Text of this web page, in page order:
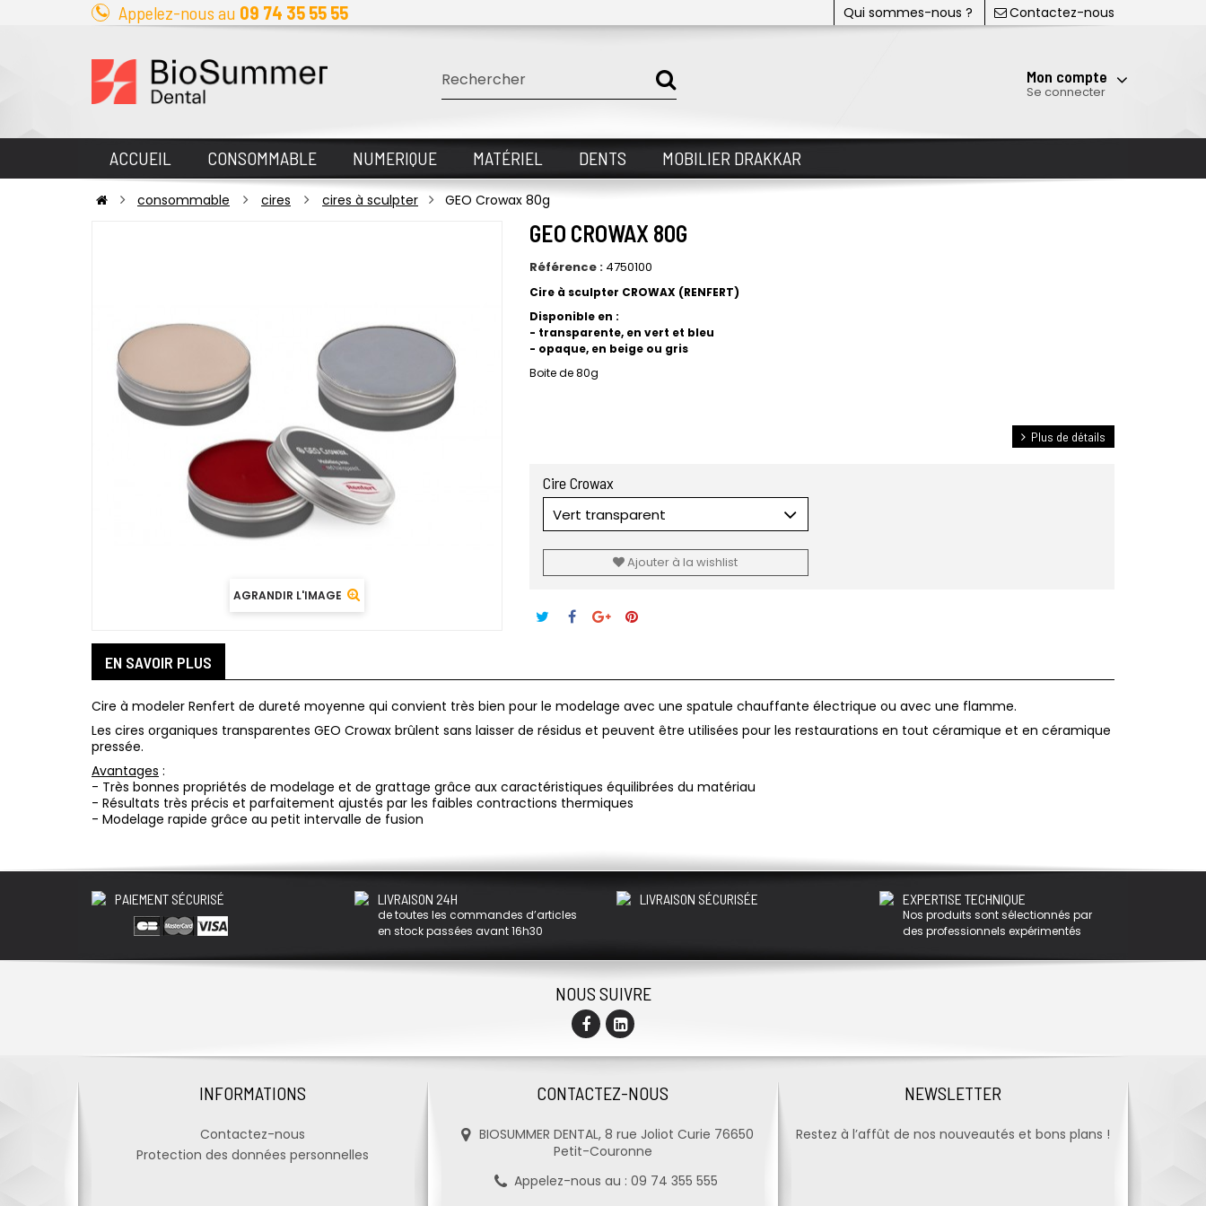
Qui sommes-nous ? Contactez-nous
Appelez-nous au 09 74 35 55 55
Mon compte
Se connecter
ACCUEIL CONSOMMABLE NUMERIQUE MATÉRIEL DENTS MOBILIER DRAKKAR
consommable cires cires à sculpter GEO Crowax 80g
AGRANDIR L'IMAGE
GEO CROWAX 80G
Référence : 4750100
Cire à sculpter CROWAX (RENFERT)
Disponible en :
- transparente, en vert et bleu
- opaque, en beige ou gris
Boite de 80g
Plus de détails
Cire Crowax
Vert transparent
Ajouter à la wishlist
EN SAVOIR PLUS
Cire à modeler Renfert de dureté moyenne qui convient très bien pour le modelage avec une spatule chauffante électrique ou avec une flamme.
Les cires organiques transparentes GEO Crowax brûlent sans laisser de résidus et peuvent être utilisées pour les restaurations en tout céramique et en céramique
pressée.
Avantages :
- Très bonnes propriétés de modelage et de grattage grâce aux caractéristiques équilibrées du matériau
- Résultats très précis et parfaitement ajustés par les faibles contractions thermiques
- Modelage rapide grâce au petit intervalle de fusion
PAIEMENT SÉCURISÉ LIVRAISON 24H
de toutes les commandes d’articles
en stock passées avant 16h30
LIVRAISON SÉCURISÉE EXPERTISE TECHNIQUE
Nos produits sont sélectionnés par
des professionnels expérimentés
NOUS SUIVRE
INFORMATIONS
Contactez-nous
Protection des données personnelles
CONTACTEZ-NOUS
BIOSUMMER DENTAL, 8 rue Joliot Curie 76650
Petit-Couronne
Appelez-nous au :09 74 355 555
NEWSLETTER
Restez à l’affût de nos nouveautés et bons plans !